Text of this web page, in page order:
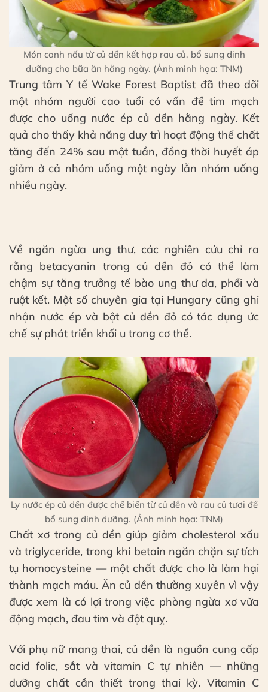
Món canh nấu từ củ dền kết hợp rau củ, bổ sung dinh
dưỡng cho bữa ăn hằng ngày. (Ảnh minh họa: TNM)
Trung tâm Y tế Wake Forest Baptist đã theo dõi
một nhóm người cao tuổi có vấn đề tim mạch
được cho uống nước ép củ dền hằng ngày. Kết
quả cho thấy khả năng duy trì hoạt động thể chất
tăng đến 24% sau một tuần, đồng thời huyết áp
giảm ở cả nhóm uống một ngày lẫn nhóm uống
nhiều ngày.
Về ngăn ngừa ung thư, các nghiên cứu chỉ ra
rằng betacyanin trong củ dền đỏ có thể làm
chậm sự tăng trưởng tế bào ung thư da, phổi và
ruột kết. Một số chuyên gia tại Hungary cũng ghi
nhận nước ép và bột củ dền đỏ có tác dụng ức
chế sự phát triển khối u trong cơ thể.
Ly nước ép củ dền được chế biến từ củ dền và rau củ tươi để
bổ sung dinh dưỡng. (Ảnh minh họa: TNM)
Chất xơ trong củ dền giúp giảm cholesterol xấu
và triglyceride, trong khi betain ngăn chặn sự tích
tụ homocysteine — một chất được cho là làm hại
thành mạch máu. Ăn củ dền thường xuyên vì vậy
được xem là có lợi trong việc phòng ngừa xơ vữa
động mạch, đau tim và đột quỵ.
Với phụ nữ mang thai, củ dền là nguồn cung cấp
acid folic, sắt và vitamin C tự nhiên — những
dưỡng chất cần thiết trong thai kỳ. Vitamin C